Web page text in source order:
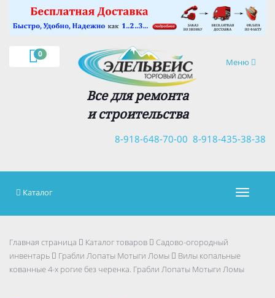
0
Навигация
Меню
Все для ремонта
и строительства
8-918-435-38-38
8-918-648-70-00
×
Каталог
Главная страница Каталог товаров
Садово-огородный
инвентарь
Грабли Лопаты Мотыги Ломы
Вилы копальные
кованные 4-х рогие без черенка. Грабли Лопаты Мотыги Ломы